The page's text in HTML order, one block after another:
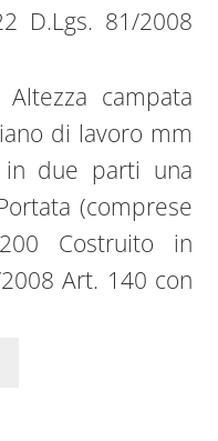
D.Lgs. 81/2008
campata
di lavoro mm
due parti una
(comprese
Costruito in
Art. 140 con